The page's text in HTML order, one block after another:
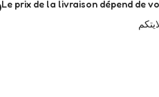
Le prix de la livraison dépend de